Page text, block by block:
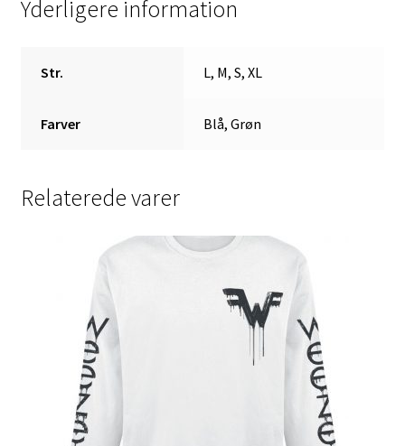
Yderligere information
Str. L, M, S, XL
Farver Blå, Grøn
Relaterede varer